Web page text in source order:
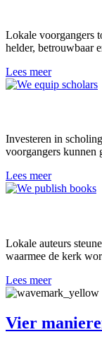
Lokale voorgangers
helder, betrouwbaar
Lees meer
Investeren in
voorgangers kunnen
Lees meer
Lokale auteurs
waarmee de kerk
Lees meer
Vier